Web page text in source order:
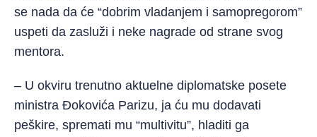
se nada da će “dobrim vladanjem i samopregorom”
uspeti da zasluži i neke nagrade od strane svog
mentora.
– U okviru trenutno aktuelne diplomatske posete
ministra Đokovića Parizu, ja ću mu dodavati
peškire, spremati mu “multivitu”, hladiti ga